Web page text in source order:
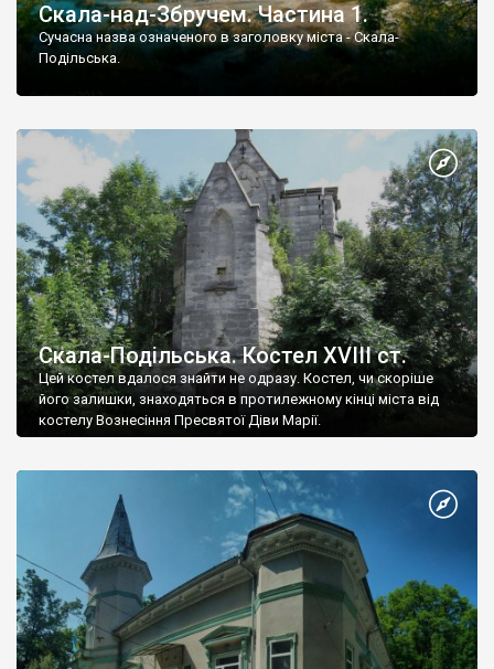
Скала-над-Збручем. Частина 1.
Сучасна назва означеного в заголовку міста - Скала-
Подільська.
Скала-Подільська. Костел XVIII ст.
Цей костел вдалося знайти не одразу. Костел, чи скоріше
його залишки, знаходяться в протилежному кінці міста від
костелу Вознесіння Пресвятої Діви Марії.